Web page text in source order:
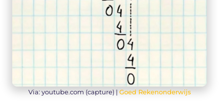
Via: youtube.com (capture) | Goed Rekenonderwijs